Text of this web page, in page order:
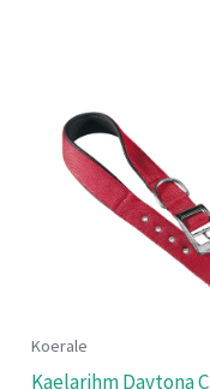
Koerale
Kaelarihm Daytona C